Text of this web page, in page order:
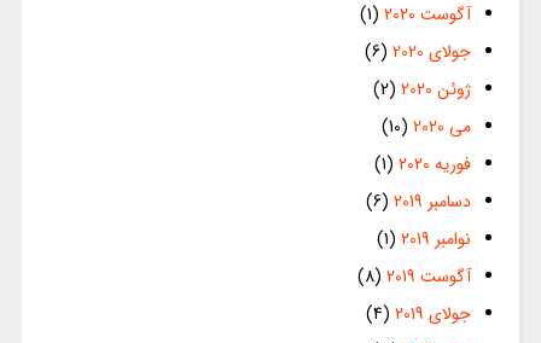
آگوست 2020
(1)
جولای 2020
(6)
ژوئن 2020
(2)
می 2020
(10)
فوریه 2020
(1)
دسامبر 2019
(6)
نوامبر 2019
(1)
آگوست 2019
(8)
جولای 2019
(4)